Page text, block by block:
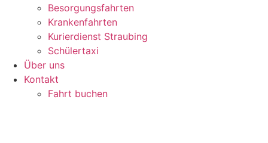
Besorgungsfahrten
Krankenfahrten
Kurierdienst Straubing
Schülertaxi
Über uns
Kontakt
Fahrt buchen